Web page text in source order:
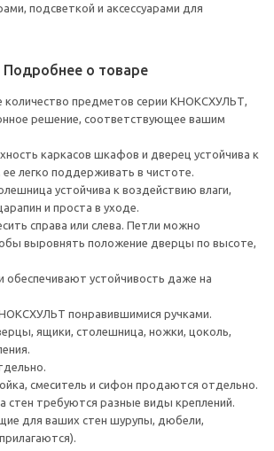
подсветкой и аксессуарами для
Подробнее о товаре
количество предметов серии КНОКСХУЛЬТ,
решение, соответствующее вашим
каркасов шкафов и дверец устойчива к
легко поддерживать в чистоте.
устойчива к воздействию влаги,
и проста в уходе.
справа или слева. Петли можно
выровнять положение дверцы по высоте,
обеспечивают устойчивость даже на
понравившимися ручками.
ящики, столешница, ножки, цоколь,
смеситель и сифон продаются отдельно.
стен требуются разные виды креплений.
для ваших стен шурупы, дюбели,